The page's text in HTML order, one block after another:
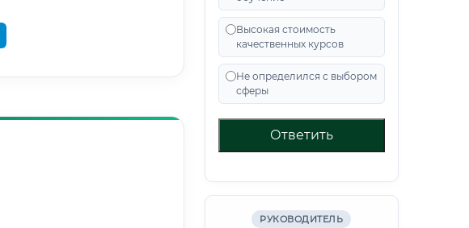
Высокая стоимость
качественных курсов
Не определился с выбором
сферы
Ответить
РУКОВОДИТЕЛЬ